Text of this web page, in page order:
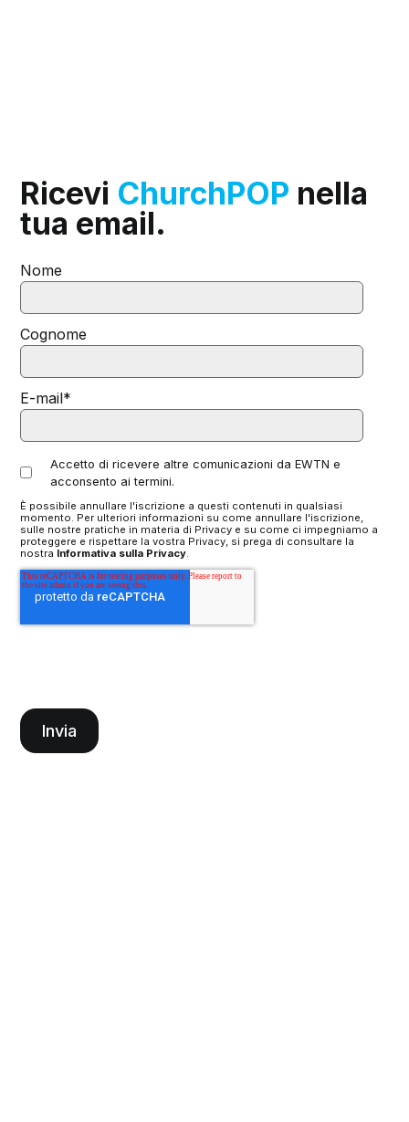
Ricevi ChurchPOP nella
tua email.
Nome
Cognome
E-mail*
Accetto di ricevere altre comunicazioni da EWTN e
acconsento ai termini.
È possibile annullare l'iscrizione a questi contenuti in qualsiasi
momento. Per ulteriori informazioni su come annullare l'iscrizione,
sulle nostre pratiche in materia di Privacy e su come ci impegniamo a
proteggere e rispettare la vostra Privacy, si prega di consultare la
nostra Informativa sulla Privacy